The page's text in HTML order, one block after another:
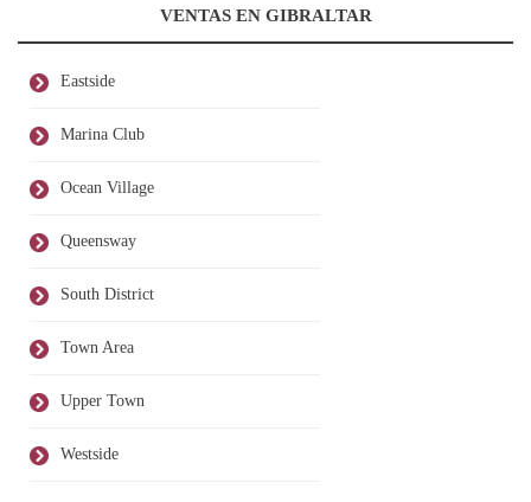
VENTAS EN GIBRALTAR
Eastside
Marina Club
Ocean Village
Queensway
South District
Town Area
Upper Town
Westside